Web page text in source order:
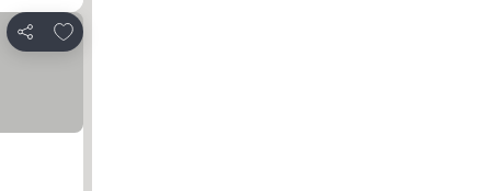
แชร์
เพิ่มในรายการโปรด